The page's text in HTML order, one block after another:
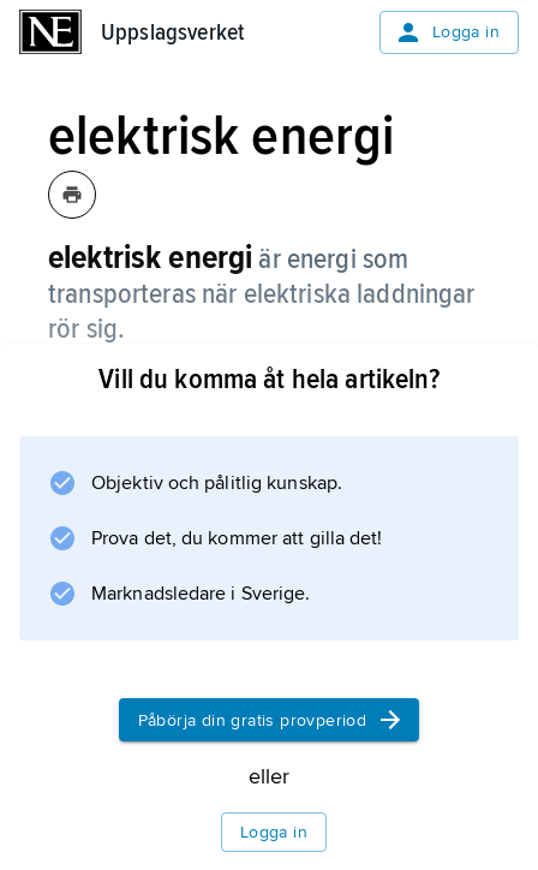
Uppslagsverket Logga in
elektrisk energi
elektrisk energi är energi som
transporteras när elektriska laddningar
rör sig.
I en strömförande elledning transporteras den
långsamt framåt, medan de i en ledning med
tillbaka. Den elektriska energin uppkommer
bara när laddningarna rör sig. Man kan därför
säga att den elektriska energin
Information om artikeln
Vill du komma åt hela artikeln?
Objektiv och pålitlig kunskap.
Prova det, du kommer att gilla det!
Marknadsledare i Sverige.
Påbörja din gratis provperiod
eller
Logga in